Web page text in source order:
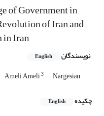
of Government in
of Iran and
Iran
نویسندگان English
Ameli Ameli3 Nargesian
چکیده English